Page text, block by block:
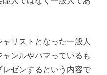
リストとなった一般人
ンルやハマっているも
ゼンするという内容で